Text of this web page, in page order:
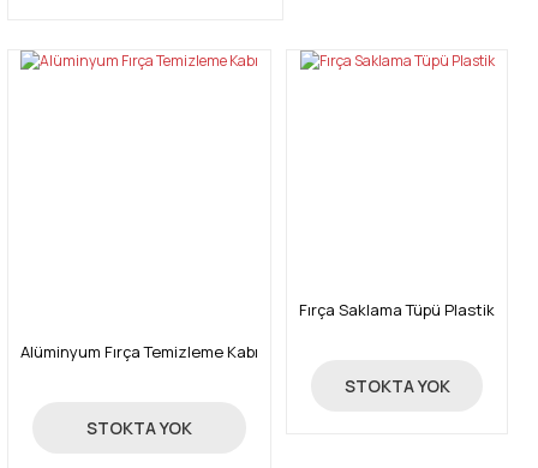
Alüminyum Fırça Temizleme Kabı
375,00 TL
STOKTA YOK
Fırça Saklama Tüpü Plastik
144,00 TL
STOKTA YOK